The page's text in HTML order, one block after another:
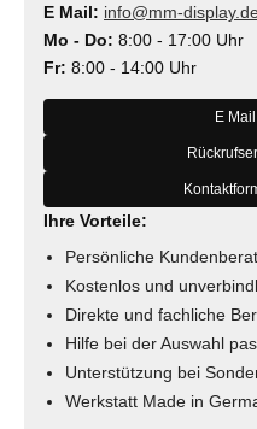
E Mail: info@mm-display.de
Mo - Do: 8:00 - 17:00 Uhr
Fr: 8:00 - 14:00 Uhr
E Mail
Ihre Vorteile:
Persönliche
Kostenlos und
Direkte und fachliche
Hilfe bei der Auswahl
Unterstützung bei
Werkstatt Made in